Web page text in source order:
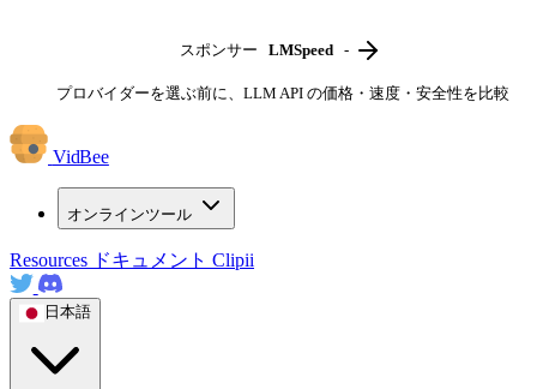
スポンサー LMSpeed -
プロバイダーを選ぶ前に、LLM API の価格・速度・安全性を比較
VidBee
オンラインツール
Resources ドキュメント Clipii
日本語